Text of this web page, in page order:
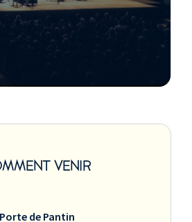
VENIR
Porte de Pantin